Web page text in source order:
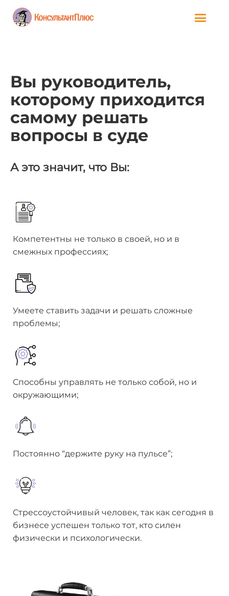
Вы руководитель,
которому приходится
самому решать
вопросы в суде
А это значит, что Вы:
Компетентны не только в своей, но и в
смежных профессиях;
Умеете ставить задачи и решать сложные
проблемы;
Способны управлять не только собой, но и
окружающими;
Постоянно “держите руку на пульсе”;
Стрессоустойчивый человек, так как сегодня в
бизнесе успешен только тот, кто силен
физически и психологически.